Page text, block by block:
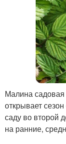
Малина
открывает
саду во второй
на ранние,